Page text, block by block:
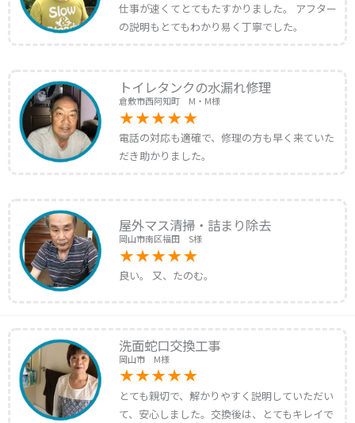
仕事が速くてとてもたすかりました。 アフター
の説明もとてもわかり易く丁寧でした。
トイレタンクの水漏れ修理
倉敷市西阿知町 M・M様
電話の対応も適確で、修理の方も早く来ていた
だき助かりました。
屋外マス清掃・詰まり除去
岡山市南区福田 S様
良い。 又、たのむ。
洗面蛇口交換工事
岡山市 M様
とても親切で、解かりやすく説明していただい
て、安心しました。交換後は、とてもキレイで